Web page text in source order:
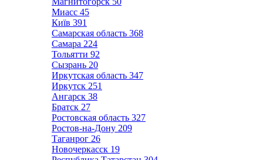
Миасс 45
Київ 391
Самарская область 368
Самара 224
Тольятти 92
Сызрань 20
Иркутская область 347
Иркутск 251
Ангарск 38
Братск 27
Ростовская область 327
Ростов-на-Дону 209
Таганрог 26
Новочеркасск 19